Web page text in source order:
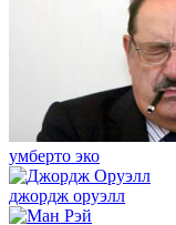
умберто эко
джордж оруэлл